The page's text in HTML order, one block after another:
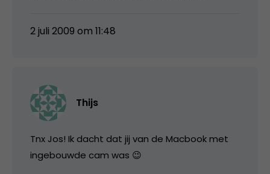
2 juli 2009 om 11:48
Thijs
Tnx Jos! Ik dacht dat jij van de Macbook met
ingebouwde cam was 😉